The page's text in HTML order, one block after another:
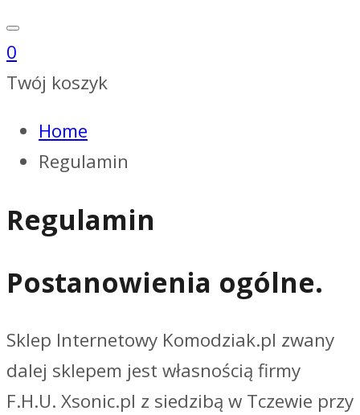
0
Twój koszyk
Home
Regulamin
Regulamin
Postanowienia ogólne.
Sklep Internetowy Komodziak.pl zwany
dalej sklepem jest własnością firmy
F.H.U. Xsonic.pl z siedzibą w Tczewie przy